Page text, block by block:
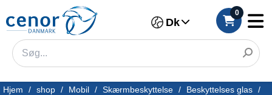
Dk
0
Hjem / shop / Mobil / Skærmbeskyttelse / Beskyttelses glas /